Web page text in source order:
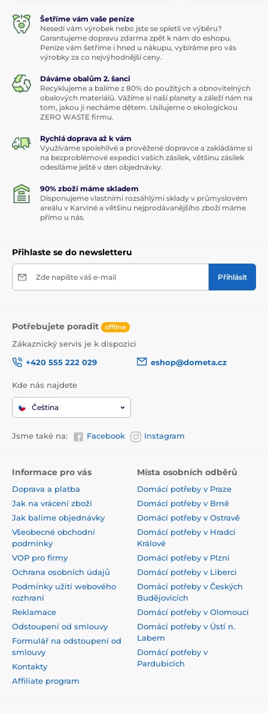
Šetříme vám vaše peníze
Nesedí vám výrobek nebo jste se spletli ve výběru?
Garantujeme dopravu zdarma zpět k nám do eshopu.
Peníze vám šetříme i hned u nákupu, vybíráme pro vás
výrobky za co nejvýhodnější ceny.
Dáváme obalům 2. šanci
Recyklujeme a balíme z 80% do použitých a obnovitelných
obalových materiálů. Vážíme si naší planety a záleží nám na
tom, jakou ji necháme dětem. Usilujeme o ekologickou
ZERO WASTE firmu.
Rychlá doprava až k vám
Využíváme spolehlivé a prověžené dopravce a zakládáme si
na bezproblémové expedici vašich zásilek, většinu zásilek
odesíláme ještě v den objednávky.
90% zboží máme skladem
Disponujeme vlastními rozsáhlými sklady v průmyslovém
areálu v Karviné a většinu nejprodávanějšího zboží máme
přímo u nás.
Přihlaste se do newsletteru
Zde napište váš e-mail Přihlásit
Potřebujete poradit offline
Zákaznický servis je k dispozici
+420 555 222 029
eshop@dometa.cz
Kde nás najdete
Čeština
Jsme také na: Facebook Instagram
Informace pro vás
Doprava a platba
Jak na vrácení zboží
Jak balíme objednávky
Všeobecné obchodní
podmínky
VOP pro firmy
Ochrana osobních údajů
Podmínky užití webového
rozhraní
Reklamace
Odstoupení od smlouvy
Formulář na odstoupení od
smlouvy
Kontakty
Affiliate program
Místa osobních odběrů
Domácí potřeby v Praze
Domácí potřeby v Brně
Domácí potřeby v Ostravě
Domácí potřeby v Hradci
Králové
Domácí potřeby v Plzni
Domácí potřeby v Liberci
Domácí potřeby v Českých
Budějovicích
Domácí potřeby v Olomoucí
Domácí potřeby v Ústí n.
Labem
Domácí potřeby v
Pardubicích